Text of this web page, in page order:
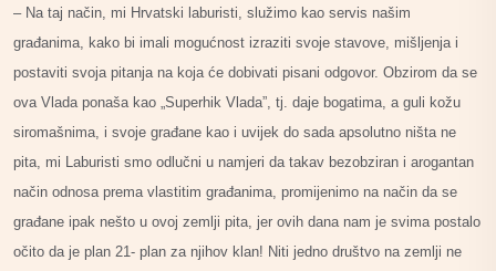
– Na taj način, mi Hrvatski laburisti, služimo kao servis našim
građanima, kako bi imali mogućnost izraziti svoje stavove, mišljenja i
postaviti svoja pitanja na koja će dobivati pisani odgovor. Obzirom da se
ova Vlada ponaša kao „Superhik Vlada”, tj. daje bogatima, a guli kožu
siromašnima, i svoje građane kao i uvijek do sada apsolutno ništa ne
pita, mi Laburisti smo odlučni u namjeri da takav bezobziran i arogantan
način odnosa prema vlastitim građanima, promijenimo na način da se
građane ipak nešto u ovoj zemlji pita, jer ovih dana nam je svima postalo
očito da je plan 21- plan za njihov klan! Niti jedno društvo na zemlji ne